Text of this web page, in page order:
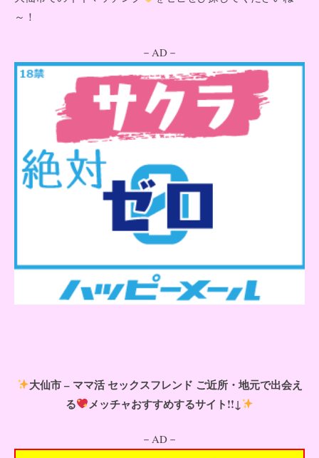
～！
－AD－
大仙市 – ママ活 セックスフレンド ご近所・地元で出会え
る
メッチャおすすめするサイト!!↓
－AD－